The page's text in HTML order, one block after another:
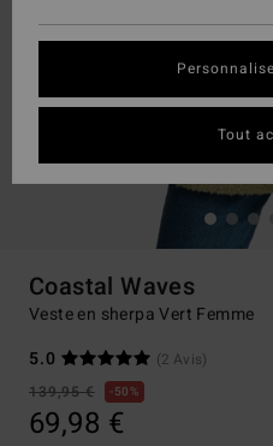
Coastal Waves
Veste en sherpa Vert Femme
5.0
(2 Avis)
139,95 €
50%
69,98 €
Tout